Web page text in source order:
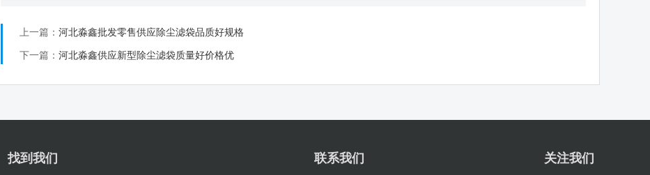
上一篇： 河北淼鑫批发零售供应除尘滤袋品质好规格
下一篇： 河北淼鑫供应新型除尘滤袋质量好价格优
找到我们 联系我们 关注我们